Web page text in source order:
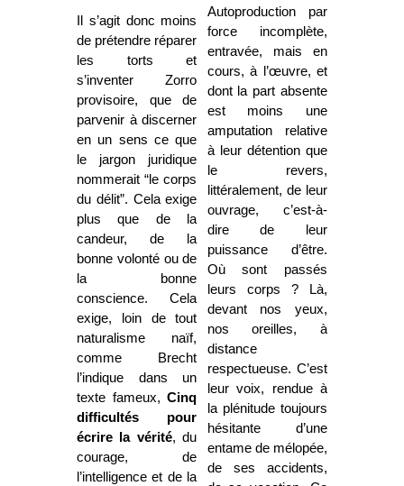
Il s’agit donc moins
de prétendre réparer
les torts et
s’inventer Zorro
provisoire, que de
parvenir à discerner
en un sens ce que
le jargon juridique
nommerait “le corps
du délit”. Cela exige
plus que de la
candeur, de la
bonne volonté ou de
la bonne
conscience. Cela
exige, loin de tout
naturalisme naïf,
comme Brecht
l’indique dans un
texte fameux,Cinq
difficultés pour
écrire la vérité, du
courage, de
l’intelligence et de la
Autoproduction par
force incomplète,
entravée, mais en
cours, à l’œuvre, et
dont la part absente
est moins une
amputation relative
à leur détention que
le revers,
littéralement, de leur
ouvrage, c’est-à-
dire de leur
puissance d’être.
Où sont passés
leurs corps ? Là,
devant nos yeux,
nos oreilles, à
distance
respectueuse. C’est
leur voix, rendue à
la plénitude toujours
hésitante d’une
entame de mélopée,
de ses accidents,